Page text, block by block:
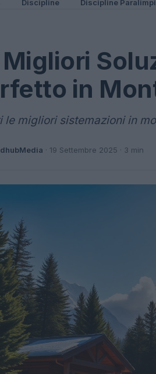
Discipline Discipline
Migliori
in
le migliori sistemazioni in
· 19 Settembre 2025 · 3 min